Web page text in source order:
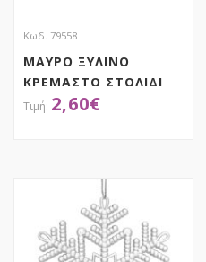
Κωδ. 79558
ΜΑΥΡΟ ΞΥΛΙΝΟ
ΚΡΕΜΑΣΤΟ ΣΤΟΛΙΔΙ
ΤΑΜΠΕΛΑ ΜΕ ΦΟΥΝΤΑ
2,60€